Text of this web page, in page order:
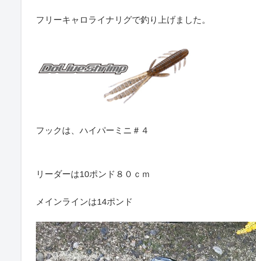
フリーキャロライナリグで釣り上げました。
フックは、ハイパーミニ＃４
リーダーは10ポンド８０ｃｍ
メインラインは14ポンド